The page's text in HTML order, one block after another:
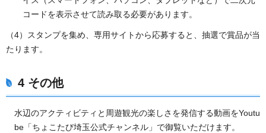
コードを表示させて読み取る必要があります。
（4）スタンプを集め、専用サイトから応募すると、抽選で賞品が当
たります。
4 その他
水辺のアクティビティと周遊観光の楽しさを発信する動画をYoutu
be「ちょこたび埼玉公式チャンネル」で御覧いただけます。